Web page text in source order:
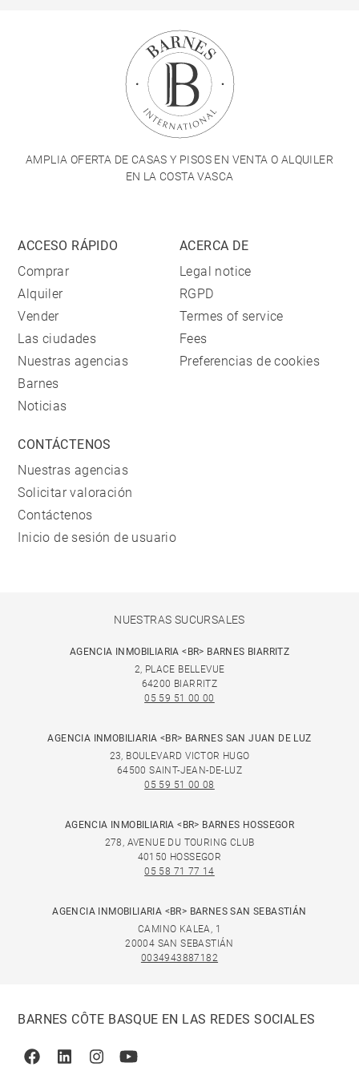
AMPLIA OFERTA DE CASAS Y PISOS EN VENTA O ALQUILER
EN LA COSTA VASCA
ACCESO RÁPIDO
Comprar
Alquiler
Vender
Las ciudades
Nuestras agencias
Barnes
Noticias
ACERCA DE
Legal notice
RGPD
Termes of service
Fees
Preferencias de cookies
CONTÁCTENOS
Nuestras agencias
Solicitar valoración
Contáctenos
Inicio de sesión de usuario
NUESTRAS SUCURSALES
AGENCIA INMOBILIARIA <BR> BARNES BIARRITZ
2, PLACE BELLEVUE
64200 BIARRITZ
05 59 51 00 00
AGENCIA INMOBILIARIA <BR> BARNES SAN JUAN DE LUZ
23, BOULEVARD VICTOR HUGO
64500 SAINT-JEAN-DE-LUZ
05 59 51 00 08
AGENCIA INMOBILIARIA <BR> BARNES HOSSEGOR
278, AVENUE DU TOURING CLUB
40150 HOSSEGOR
05 58 71 77 14
AGENCIA INMOBILIARIA <BR> BARNES SAN SEBASTIÁN
CAMINO KALEA, 1
20004 SAN SEBASTIÁN
0034943887182
BARNES CÔTE BASQUE EN LAS REDES SOCIALES
FacebookLinkedinInstagramYoutube